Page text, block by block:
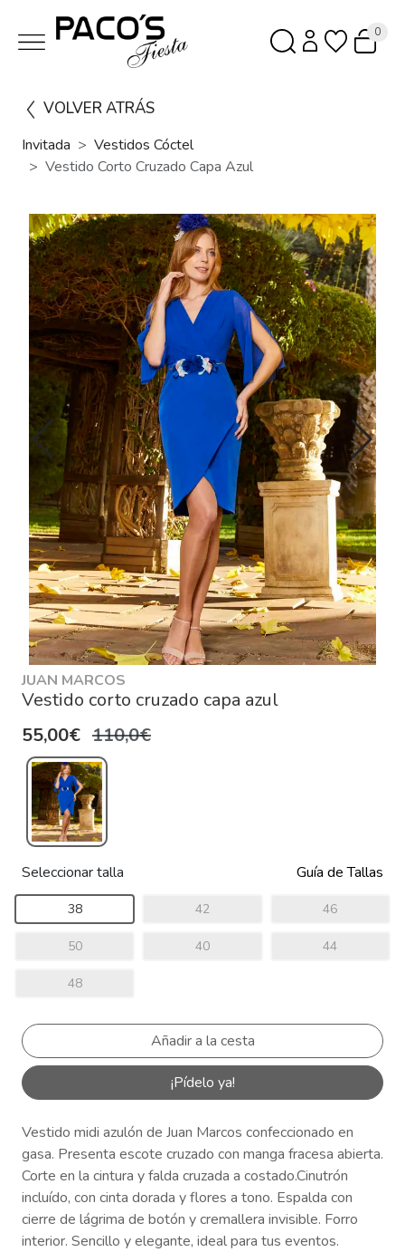
0
VOLVER ATRÁS
Invitada
Vestidos Cóctel
Vestido Corto Cruzado Capa Azul
JUAN MARCOS
Vestido corto cruzado capa azul
55,00€ 110,0€
Seleccionar talla Guía de Tallas
38 42 46
50 40 44
48
¡Pídelo ya!
Vestido midi azulón de Juan Marcos confeccionado en
gasa. Presenta escote cruzado con manga fracesa abierta.
Corte en la cintura y falda cruzada a costado.Cinutrón
incluído, con cinta dorada y flores a tono. Espalda con
cierre de lágrima de botón y cremallera invisible. Forro
interior. Sencillo y elegante, ideal para tus eventos.